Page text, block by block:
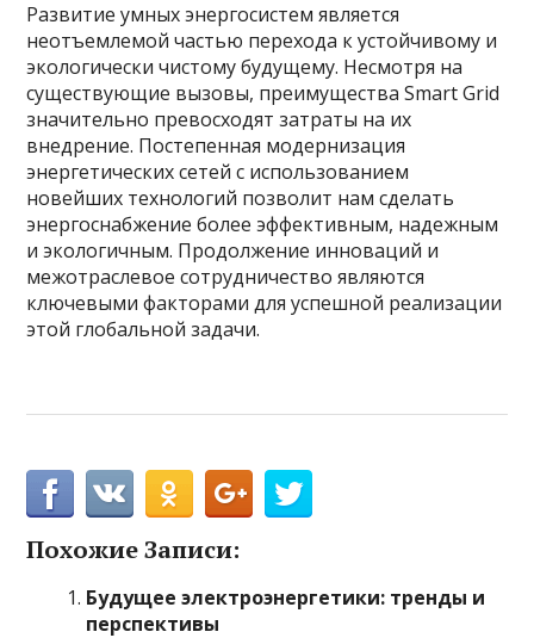
Развитие умных энергосистем является
неотъемлемой частью перехода к устойчивому и
экологически чистому будущему. Несмотря на
существующие вызовы, преимущества Smart Grid
значительно превосходят затраты на их
внедрение. Постепенная модернизация
энергетических сетей с использованием
новейших технологий позволит нам сделать
энергоснабжение более эффективным, надежным
и экологичным. Продолжение инноваций и
межотраслевое сотрудничество являются
ключевыми факторами для успешной реализации
этой глобальной задачи.
Похожие Записи:
Будущее электроэнергетики: тренды и
перспективы